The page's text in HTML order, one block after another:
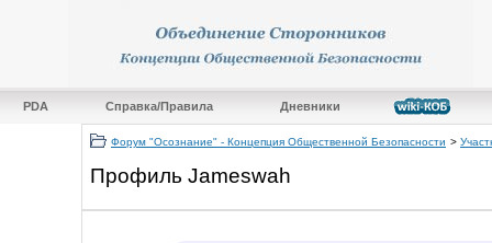
PDA Справка/Правила Дневники
Форум "Осознание" - Концепция Общественной Безопасности >
Профиль Jameswah